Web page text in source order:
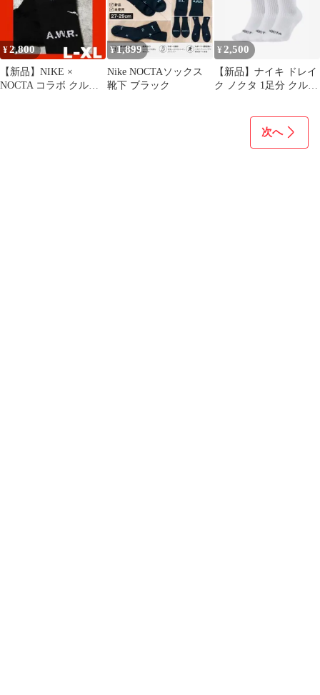
¥2,800
【新品】NIKE ×
NOCTA コラボ クルー
¥1,899
Nike NOCTAソックス
靴下 ブラック
¥2,500
【新品】ナイキ ドレイ
ク ノクタ 1足分 クルー
次へ